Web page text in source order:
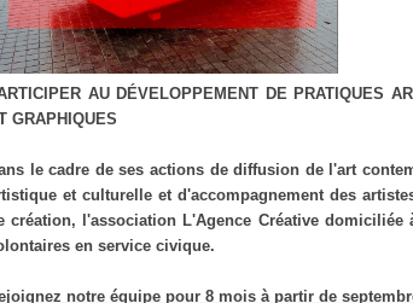
AU DÉVELOPPEMENT DE PRATIQUES
GRAPHIQUES
le cadre de ses actions de diffusion de l'art
et culturelle et d'accompagnement des
création, l'association L'Agence Créative
en service civique.
notre équipe pour 8 mois à partir de